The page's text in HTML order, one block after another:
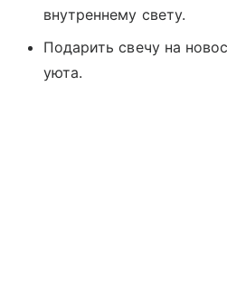
внутреннему свету.
Подарить свечу на
уюта.